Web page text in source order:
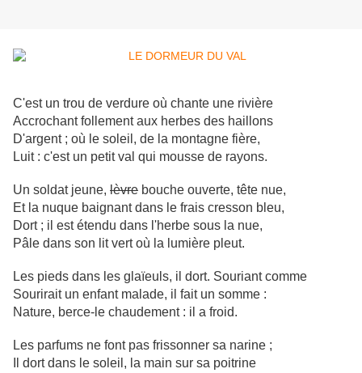
C'est un trou de verdure où chante une rivière
Accrochant follement aux herbes des haillons
D'argent ; où le soleil, de la montagne fière,
Luit : c'est un petit val qui mousse de rayons.
Un soldat jeune, lèvre bouche ouverte, tête nue,
Et la nuque baignant dans le frais cresson bleu,
Dort ; il est étendu dans l'herbe sous la nue,
Pâle dans son lit vert où la lumière pleut.
Les pieds dans les glaïeuls, il dort. Souriant comme
Sourirait un enfant malade, il fait un somme :
Nature, berce-le chaudement : il a froid.
Les parfums ne font pas frissonner sa narine ;
Il dort dans le soleil, la main sur sa poitrine